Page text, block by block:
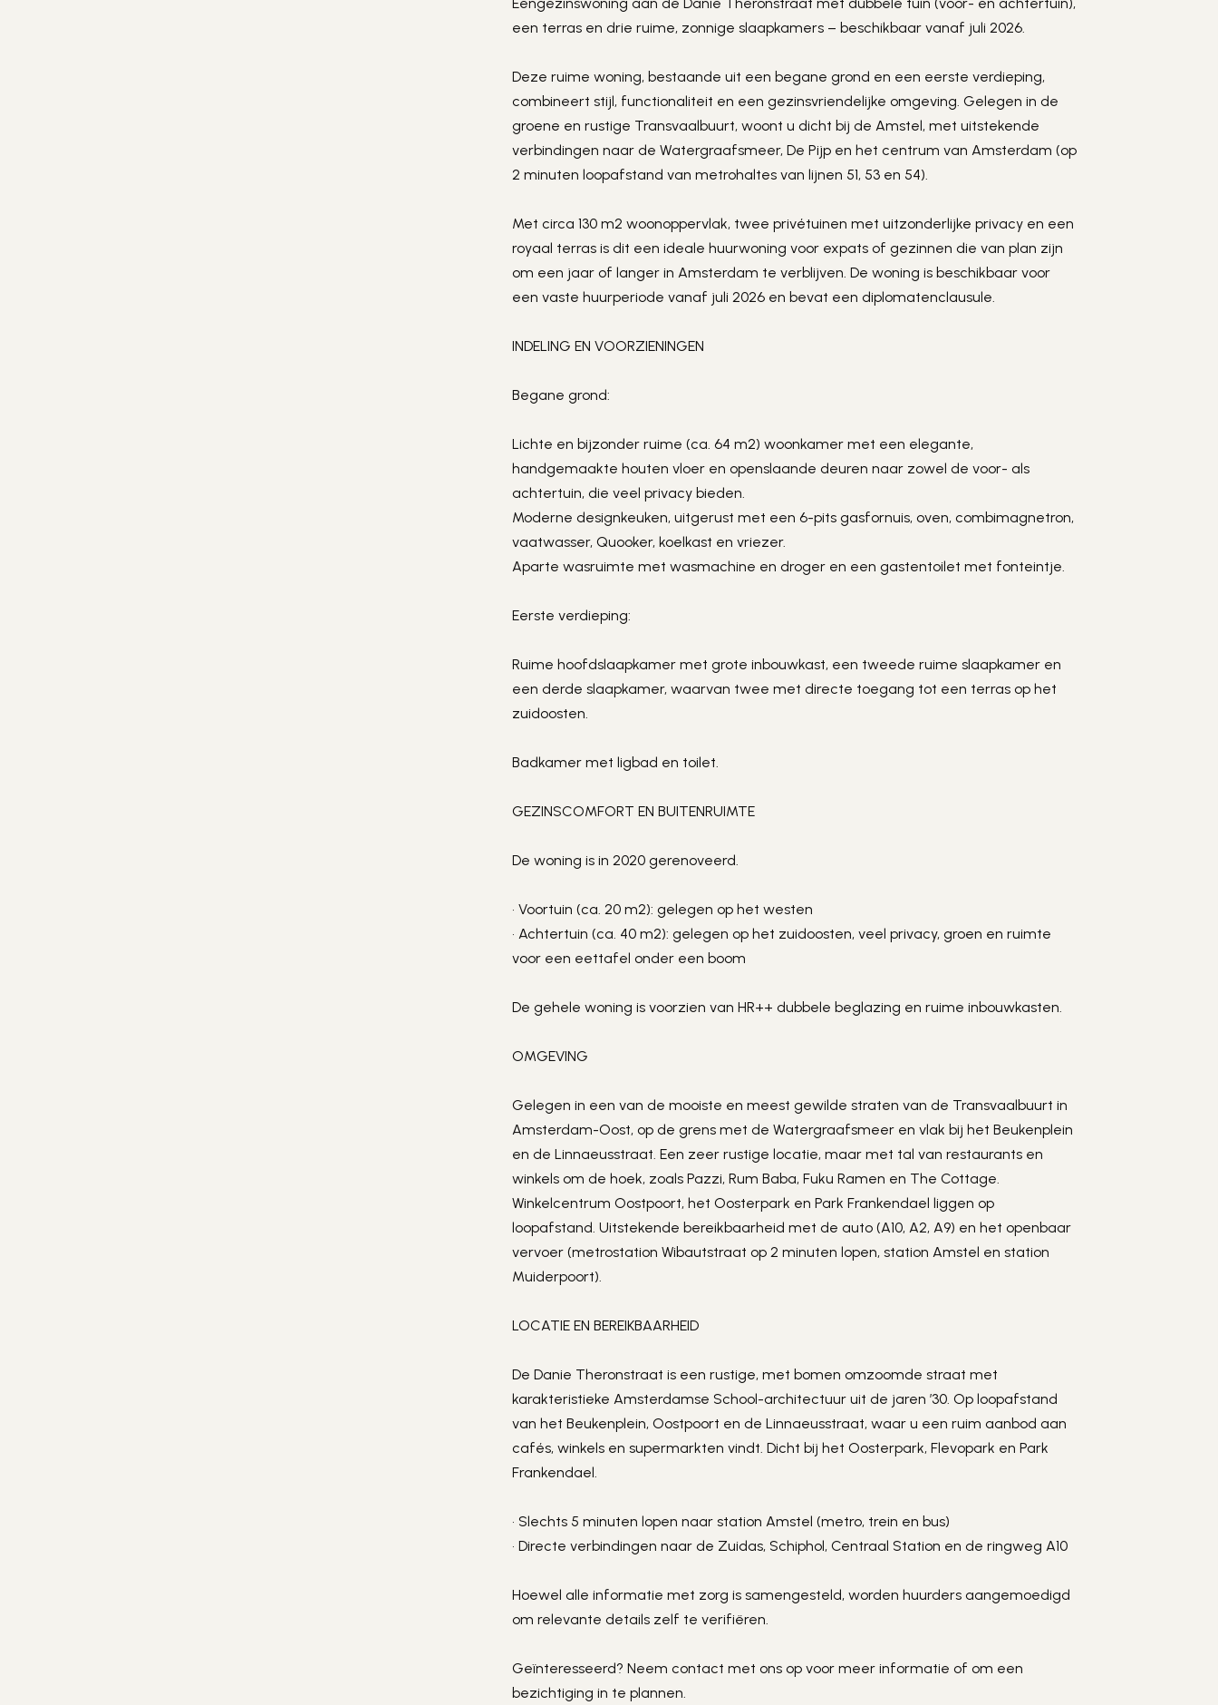
een terras en drie ruime, zonnige slaapkamers – beschikbaar vanaf juli 2026.
Deze ruime woning, bestaande uit een begane grond en een eerste verdieping,
combineert stijl, functionaliteit en een gezinsvriendelijke omgeving. Gelegen in de
groene en rustige Transvaalbuurt, woont u dicht bij de Amstel, met uitstekende
verbindingen naar de Watergraafsmeer, De Pijp en het centrum van Amsterdam (op
2 minuten loopafstand van metrohaltes van lijnen 51, 53 en 54).
Met circa 130 m2 woonoppervlak, twee privétuinen met uitzonderlijke privacy en een
royaal terras is dit een ideale huurwoning voor expats of gezinnen die van plan zijn
om een jaar of langer in Amsterdam te verblijven. De woning is beschikbaar voor
een vaste huurperiode vanaf juli 2026 en bevat een diplomatenclausule.
INDELING EN VOORZIENINGEN
Begane grond:
Lichte en bijzonder ruime (ca. 64 m2) woonkamer met een elegante,
handgemaakte houten vloer en openslaande deuren naar zowel de voor- als
achtertuin, die veel privacy bieden.
Moderne designkeuken, uitgerust met een 6-pits gasfornuis, oven, combimagnetron,
vaatwasser, Quooker, koelkast en vriezer.
Aparte wasruimte met wasmachine en droger en een gastentoilet met fonteintje.
Eerste verdieping:
Ruime hoofdslaapkamer met grote inbouwkast, een tweede ruime slaapkamer en
een derde slaapkamer, waarvan twee met directe toegang tot een terras op het
zuidoosten.
Badkamer met ligbad en toilet.
GEZINSCOMFORT EN BUITENRUIMTE
De woning is in 2020 gerenoveerd.
• Voortuin (ca. 20 m2): gelegen op het westen
• Achtertuin (ca. 40 m2): gelegen op het zuidoosten, veel privacy, groen en ruimte
voor een eettafel onder een boom
De gehele woning is voorzien van HR++ dubbele beglazing en ruime inbouwkasten.
OMGEVING
Gelegen in een van de mooiste en meest gewilde straten van de Transvaalbuurt in
Amsterdam-Oost, op de grens met de Watergraafsmeer en vlak bij het Beukenplein
en de Linnaeusstraat. Een zeer rustige locatie, maar met tal van restaurants en
winkels om de hoek, zoals Pazzi, Rum Baba, Fuku Ramen en The Cottage.
Winkelcentrum Oostpoort, het Oosterpark en Park Frankendael liggen op
loopafstand. Uitstekende bereikbaarheid met de auto (A10, A2, A9) en het openbaar
vervoer (metrostation Wibautstraat op 2 minuten lopen, station Amstel en station
Muiderpoort).
LOCATIE EN BEREIKBAARHEID
De Danie Theronstraat is een rustige, met bomen omzoomde straat met
karakteristieke Amsterdamse School-architectuur uit de jaren ’30. Op loopafstand
van het Beukenplein, Oostpoort en de Linnaeusstraat, waar u een ruim aanbod aan
cafés, winkels en supermarkten vindt. Dicht bij het Oosterpark, Flevopark en Park
Frankendael.
• Slechts 5 minuten lopen naar station Amstel (metro, trein en bus)
• Directe verbindingen naar de Zuidas, Schiphol, Centraal Station en de ringweg A10
Hoewel alle informatie met zorg is samengesteld, worden huurders aangemoedigd
om relevante details zelf te verifiëren.
Geïnteresseerd? Neem contact met ons op voor meer informatie of om een
bezichtiging in te plannen.